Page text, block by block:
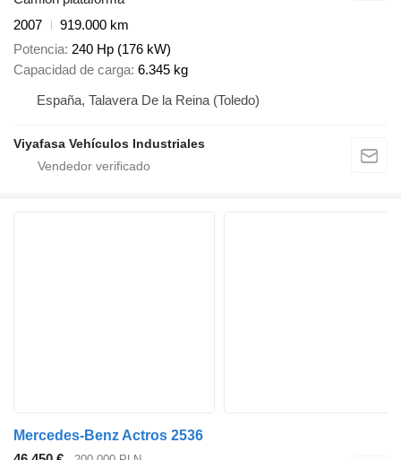
2007
919.000 km
Potencia 240 Hp (176 kW)
Capacidad de carga 6.345 kg
España, Talavera De la Reina (Toledo)
Viyafasa Vehículos Industriales
Mercedes-Benz Actros 2536